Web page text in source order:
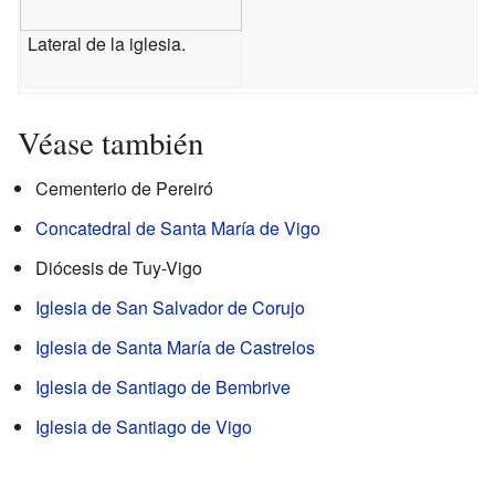
Lateral de la iglesia.
Véase también
Cementerio de Pereiró
Concatedral de Santa María de Vigo
Diócesis de Tuy-Vigo
Iglesia de San Salvador de Corujo
Iglesia de Santa María de Castrelos
Iglesia de Santiago de Bembrive
Iglesia de Santiago de Vigo